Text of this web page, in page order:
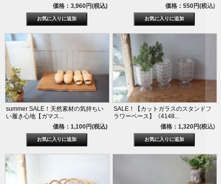
価格：3,960円(税込)
価格：550円(税込)
summer SALE！天然素材の気持ちい
い履き心地【ガマス...
価格：1,100円(税込)
SALE！【カットガラスのスタンドフ
ラワーベース】《4148...
価格：1,320円(税込)